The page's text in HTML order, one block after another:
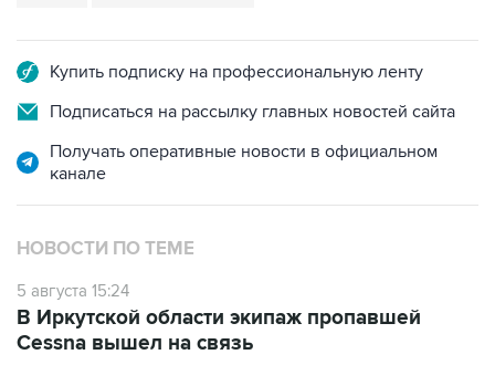
Купить подписку на профессиональную ленту
Подписаться на рассылку главных новостей сайта
Получать оперативные новости в официальном
канале
НОВОСТИ ПО ТЕМЕ
5 августа 15:24
В Иркутской области экипаж пропавшей
Cessna вышел на связь